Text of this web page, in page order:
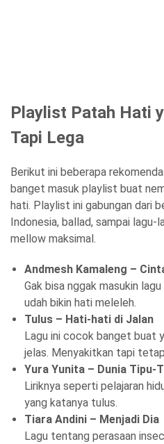
Playlist Patah Hati
Tapi Lega
Berikut ini beberapa
banget masuk playlist buat
hati. Playlist ini gabungan dari
Indonesia, ballad, sampai lagu-
mellow maksimal.
Andmesh Kamaleng –
Gak bisa nggak masukin
udah bikin hati meleleh.
Tulus – Hati-hati di Jalan
Lagu ini cocok banget buat
jelas. Menyakitkan tapi
Yura Yunita – Dunia Tipu-
Liriknya seperti pelajaran
yang katanya tulus.
Tiara Andini – Menjadi Dia
Lagu tentang perasaan